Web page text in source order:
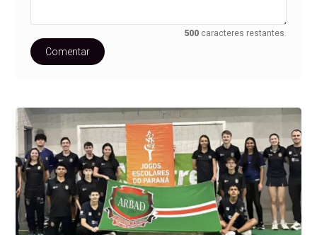
500 caracteres restantes.
Comentar